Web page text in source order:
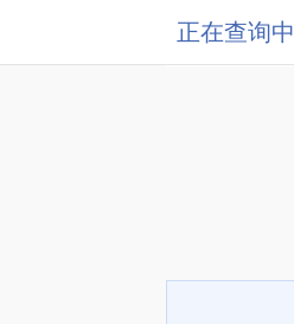
正在查询中